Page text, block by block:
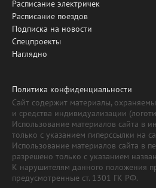
Расписание электричек
Расписание поездов
Подписка на новости
Спецпроекты
Наглядно
Политика конфиденциальности
Сайт содержит материалы,
и средства индивидуализации
Использование материалов сайта в
только с указанием гиперссылки на
Использование материалов сайта в
разрешено только с указанием
К нарушителям данного положения
предусмотренные ст. 1301 ГК РФ.